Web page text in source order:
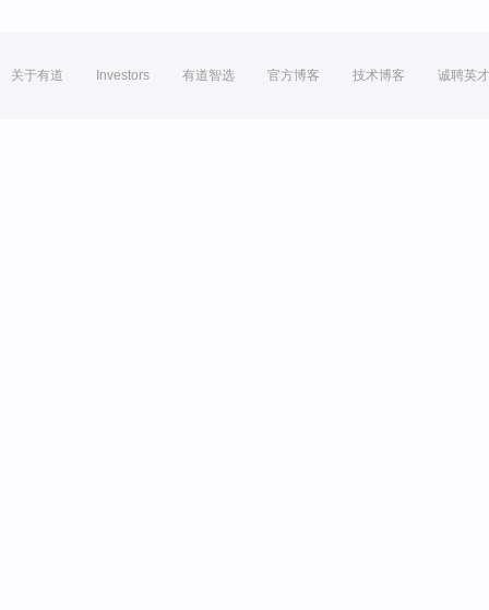
关于有道 Investors 有道智选 官方博客 技术博客 诚聘英才